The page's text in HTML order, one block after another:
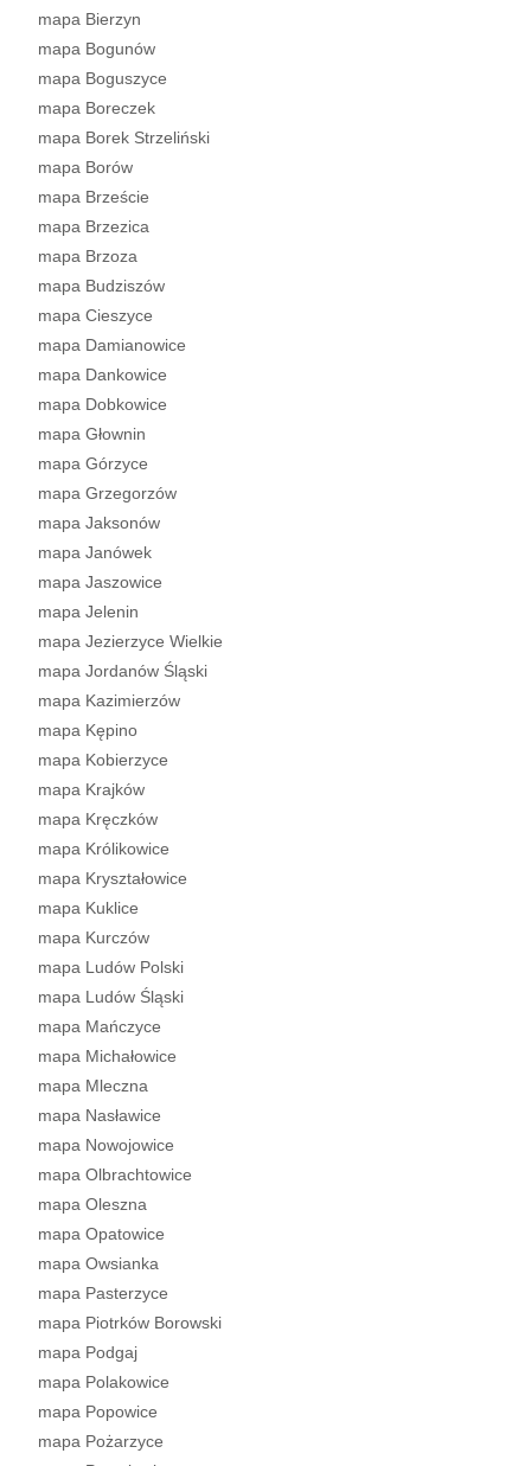
mapa Bierzyn
mapa Bogunów
mapa Boguszyce
mapa Boreczek
mapa Borek Strzeliński
mapa Borów
mapa Brzeście
mapa Brzezica
mapa Brzoza
mapa Budziszów
mapa Cieszyce
mapa Damianowice
mapa Dankowice
mapa Dobkowice
mapa Głownin
mapa Górzyce
mapa Grzegorzów
mapa Jaksonów
mapa Janówek
mapa Jaszowice
mapa Jelenin
mapa Jezierzyce Wielkie
mapa Jordanów Śląski
mapa Kazimierzów
mapa Kępino
mapa Kobierzyce
mapa Krajków
mapa Kręczków
mapa Królikowice
mapa Kryształowice
mapa Kuklice
mapa Kurczów
mapa Ludów Polski
mapa Ludów Śląski
mapa Mańczyce
mapa Michałowice
mapa Mleczna
mapa Nasławice
mapa Nowojowice
mapa Olbrachtowice
mapa Oleszna
mapa Opatowice
mapa Owsianka
mapa Pasterzyce
mapa Piotrków Borowski
mapa Podgaj
mapa Polakowice
mapa Popowice
mapa Pożarzyce